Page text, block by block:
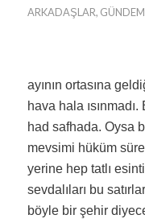
ARKADAŞLAR, GÜNDEM
ayının ortasına
hava hala
had safhada. Oysa
mevsimi hüküm
yerine hep tatlı
sevdalıları bu
böyle bir şehir